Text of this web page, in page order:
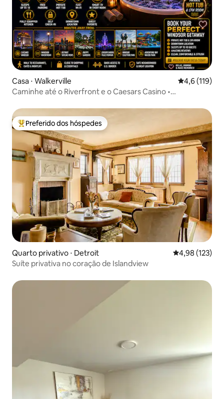
Casa ⋅ Walkerville 4,6 de uma
4,6 (119)
Caminhe até o Riverfront e o Caesars Casino •
Entre os melhores preferidos dos hóspedes
Preferido dos hóspedes
Quarto privativo ⋅ Detroit 4,98 de uma
4,98 (123)
Suíte privativa no coração de Islandview